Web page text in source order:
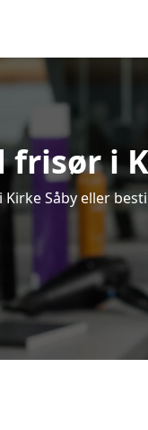
frisør i
Såby eller